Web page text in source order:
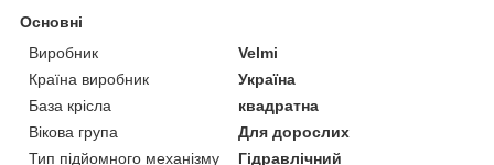
Основні
Виробник
Velmi
Країна виробник
Україна
База крісла
квадратна
Вікова група
Для дорослих
Тип підйомного механізму
Гідравлічний